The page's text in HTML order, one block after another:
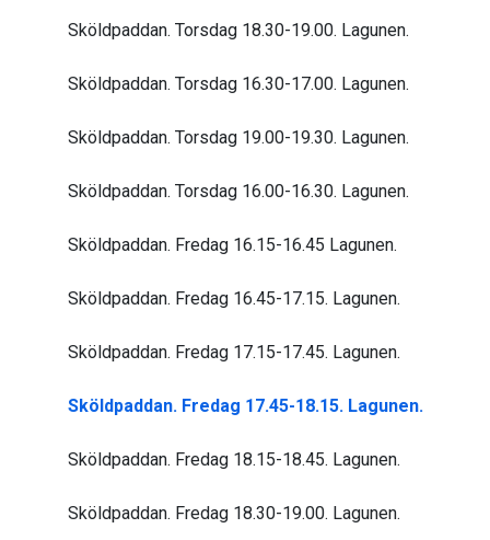
Sköldpaddan. Torsdag 18.30-19.00. Lagunen.
Sköldpaddan. Torsdag 16.30-17.00. Lagunen.
Sköldpaddan. Torsdag 19.00-19.30. Lagunen.
Sköldpaddan. Torsdag 16.00-16.30. Lagunen.
Sköldpaddan. Fredag 16.15-16.45 Lagunen.
Sköldpaddan. Fredag 16.45-17.15. Lagunen.
Sköldpaddan. Fredag 17.15-17.45. Lagunen.
Sköldpaddan. Fredag 17.45-18.15. Lagunen.
Sköldpaddan. Fredag 18.15-18.45. Lagunen.
Sköldpaddan. Fredag 18.30-19.00. Lagunen.